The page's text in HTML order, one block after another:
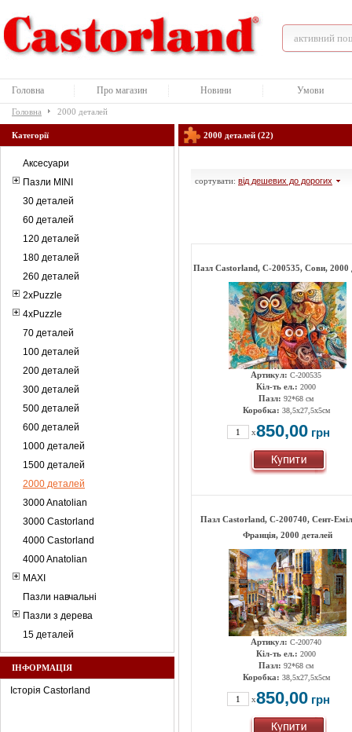
Головна Про магазин Новини Умови
Головна 2000 деталей
Категорії
Аксесуари
Пазли MINI
30 деталей
60 деталей
120 деталей
180 деталей
260 деталей
2xPuzzle
4xPuzzle
70 деталей
100 деталей
200 деталей
300 деталей
500 деталей
600 деталей
1000 деталей
1500 деталей
2000 деталей
3000 Anatolian
3000 Castorland
4000 Castorland
4000 Anatolian
MAXI
Пазли навчальні
Пазли з дерева
15 деталей
ІНФОРМАЦІЯ
Історія Castorland
2000 деталей (22)
сортувати: від дешевих до дорогих
Пазл Castorland, C-200535, Сови, 2000
Артикул: C-200535
Кіл-ть ел.: 2000
Пазл: 92*68 см
Коробка: 38,5х27,5х5см
x850,00 грн
Пазл Castorland, C-200740, Сент-
Франція, 2000 деталей
Артикул: C-200740
Кіл-ть ел.: 2000
Пазл: 92*68 см
Коробка: 38,5х27,5х5см
x850,00 грн